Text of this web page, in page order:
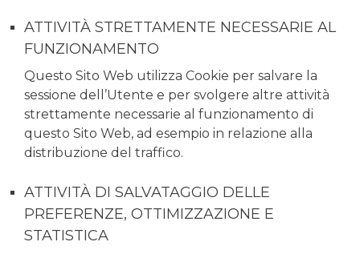
ATTIVITÀ STRETTAMENTE NECESSARIE AL
FUNZIONAMENTO
Questo Sito Web utilizza Cookie per salvare la
sessione dell’Utente e per svolgere altre attività
strettamente necessarie al funzionamento di
questo Sito Web, ad esempio in relazione alla
distribuzione del traffico.
ATTIVITÀ DI SALVATAGGIO DELLE
PREFERENZE, OTTIMIZZAZIONE E
STATISTICA